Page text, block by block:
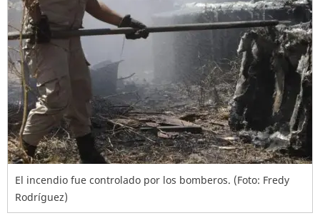
El incendio fue controlado por los bomberos. (Foto: Fredy
Rodríguez)